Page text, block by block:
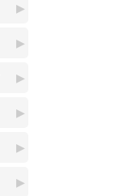
▶
▶
▶
▶
▶
▶